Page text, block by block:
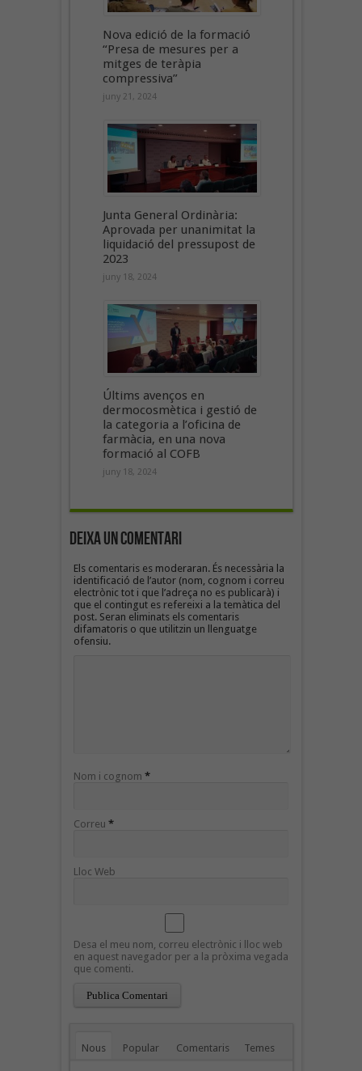
Nova edició de la formació
“Presa de mesures per a
mitges de teràpia
compressiva”
juny 21, 2024
Junta General Ordinària:
Aprovada per unanimitat la
liquidació del pressupost de
2023
juny 18, 2024
Últims avenços en
dermocosmètica i gestió de
la categoria a l’oficina de
farmàcia, en una nova
formació al COFB
juny 18, 2024
Deixa un Comentari
Els comentaris es moderaran. És necessària la
identificació de l’autor (nom, cognom i correu
electrònic tot i que l’adreça no es publicarà) i
que el contingut es refereixi a la temàtica del
post. Seran eliminats els comentaris
difamatoris o que utilitzin un llenguatge
ofensiu.
Nom i cognom *
Correu *
Lloc Web
Desa el meu nom, correu electrònic i lloc web
en aquest navegador per a la pròxima vegada
que comenti.
Nous Popular Comentaris Temes